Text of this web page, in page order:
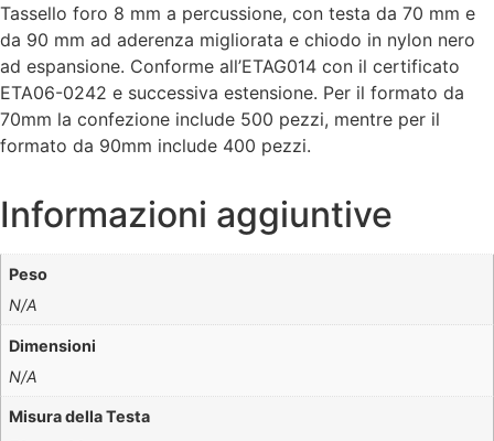
Tassello foro 8 mm a percussione, con testa da 70 mm e
da 90 mm ad aderenza migliorata e chiodo in nylon nero
ad espansione. Conforme all’ETAG014 con il certificato
ETA06-0242 e successiva estensione. Per il formato da
70mm la confezione include 500 pezzi, mentre per il
formato da 90mm include 400 pezzi.
Informazioni aggiuntive
Peso
N/A
Dimensioni
N/A
Misura della Testa